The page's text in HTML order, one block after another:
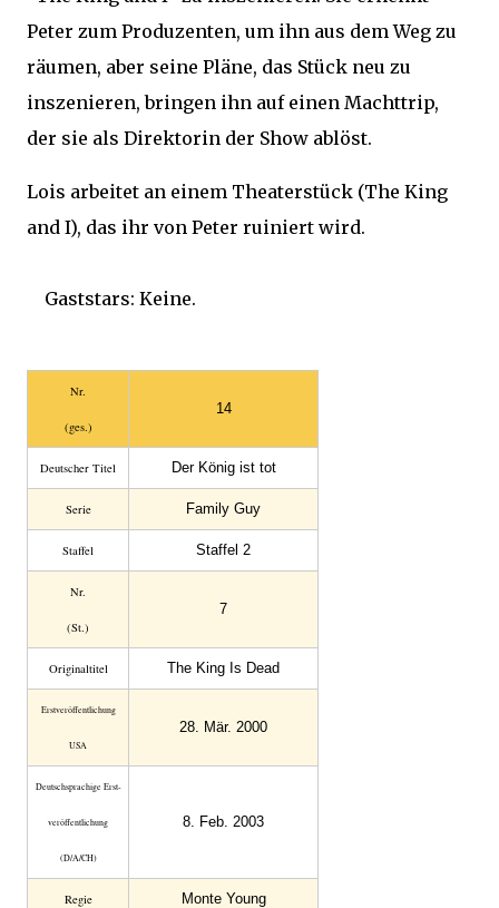
Peter zum Produzenten, um ihn aus dem Weg zu
räumen, aber seine Pläne, das Stück neu zu
inszenieren, bringen ihn auf einen Machttrip,
der sie als Direktorin der Show ablöst.
Lois arbeitet an einem Theaterstück (The King
and I), das ihr von Peter ruiniert wird.
Gaststars: Keine.
Nr.
(ges.)
14
Deutscher Titel Der König ist tot
Serie Family Guy
Staffel Staffel 2
Nr.
(St.)
7
Original­titel The King Is Dead
Erst­veröffent­lichung
USA
28. Mär. 2000
Deutsch­sprachige Erst­
veröffent­lichung
(D/A/CH)
8. Feb. 2003
Regie Monte Young